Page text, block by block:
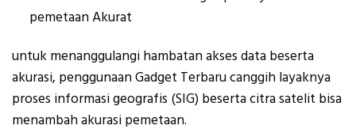
pemetaan Akurat
untuk menanggulangi hambatan akses data beserta
akurasi, penggunaan Gadget Terbaru canggih layaknya
proses informasi geografis (SIG) beserta citra satelit bisa
menambah akurasi pemetaan.